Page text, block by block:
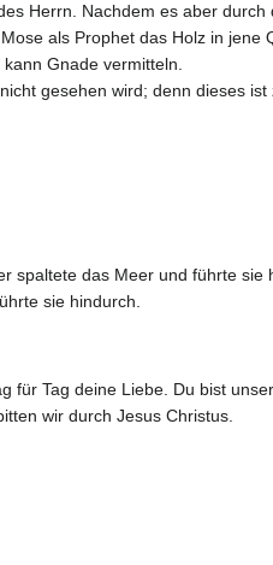
Herrn. Nachdem es aber
als Prophet das Holz in
Gnade vermitteln.
gesehen wird; denn dieses
spaltete das Meer und führte sie
sie hindurch.
für Tag deine Liebe. Du bist
wir durch Jesus Christus.